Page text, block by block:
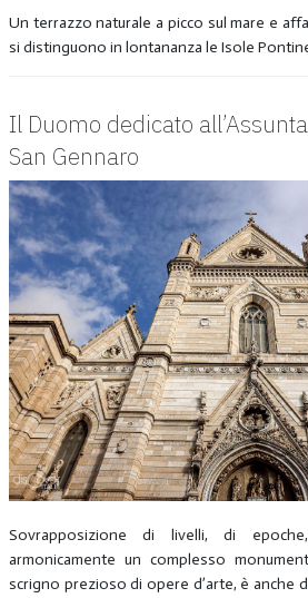
Un terrazzo naturale a picco sul mare e
si distinguono in lontananza le Isole
Il Duomo dedicato
San Gennaro
Sovrapposizione di livelli, di
armonicamente un complesso
scrigno prezioso di opere d’arte, è anche